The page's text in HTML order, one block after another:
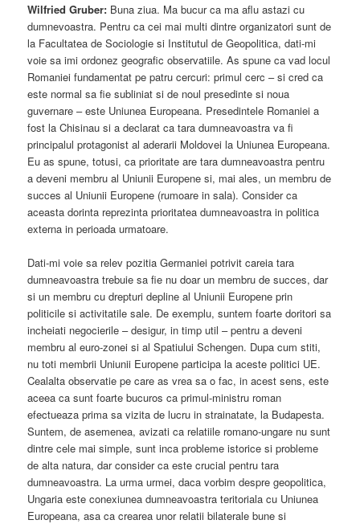
Wilfried Gruber: Buna ziua. Ma bucur ca ma aflu astazi cu
dumnevoastra. Pentru ca cei mai multi dintre organizatori sunt de
la Facultatea de Sociologie si Institutul de Geopolitica, dati-mi
voie sa imi ordonez geografic observatiile. As spune ca vad locul
Romaniei fundamentat pe patru cercuri: primul cerc – si cred ca
este normal sa fie subliniat si de noul presedinte si noua
guvernare – este Uniunea Europeana. Presedintele Romaniei a
fost la Chisinau si a declarat ca tara dumneavoastra va fi
principalul protagonist al aderarii Moldovei la Uniunea Europeana.
Eu as spune, totusi, ca prioritate are tara dumneavoastra pentru
a deveni membru al Uniunii Europene si, mai ales, un membru de
succes al Uniunii Europene (rumoare in sala). Consider ca
aceasta dorinta reprezinta prioritatea dumneavoastra in politica
externa in perioada urmatoare.
Dati-mi voie sa relev pozitia Germaniei potrivit careia tara
dumneavoastra trebuie sa fie nu doar un membru de succes, dar
si un membru cu drepturi depline al Uniunii Europene prin
politicile si activitatile sale. De exemplu, suntem foarte doritori sa
incheiati negocierile – desigur, in timp util – pentru a deveni
membru al euro-zonei si al Spatiului Schengen. Dupa cum stiti,
nu toti membrii Uniunii Europene participa la aceste politici UE.
Cealalta observatie pe care as vrea sa o fac, in acest sens, este
aceea ca sunt foarte bucuros ca primul-ministru roman
efectueaza prima sa vizita de lucru in strainatate, la Budapesta.
Suntem, de asemenea, avizati ca relatiile romano-ungare nu sunt
dintre cele mai simple, sunt inca probleme istorice si probleme
de alta natura, dar consider ca este crucial pentru tara
dumneavoastra. La urma urmei, daca vorbim despre geopolitica,
Ungaria este conexiunea dumneavoastra teritoriala cu Uniunea
Europeana, asa ca crearea unor relatii bilaterale bune si